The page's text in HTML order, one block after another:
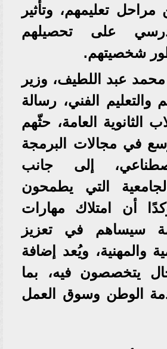
مراحل تعليمهم، وتأثير
على تحصيلهم
شخصيتهم.
عبد اللطيف، وزير
والتعليم الفني، رسالة
الثانوية العامة، حثّهم
في مجالات البرمجة
إلى جانب
التي يطمحون
أن امتلاك مهارات
سيساهم في تعزيز
والمهنية، ويُعد إضافة
يتخصصون فيه، بما
الوطن وسوق العمل